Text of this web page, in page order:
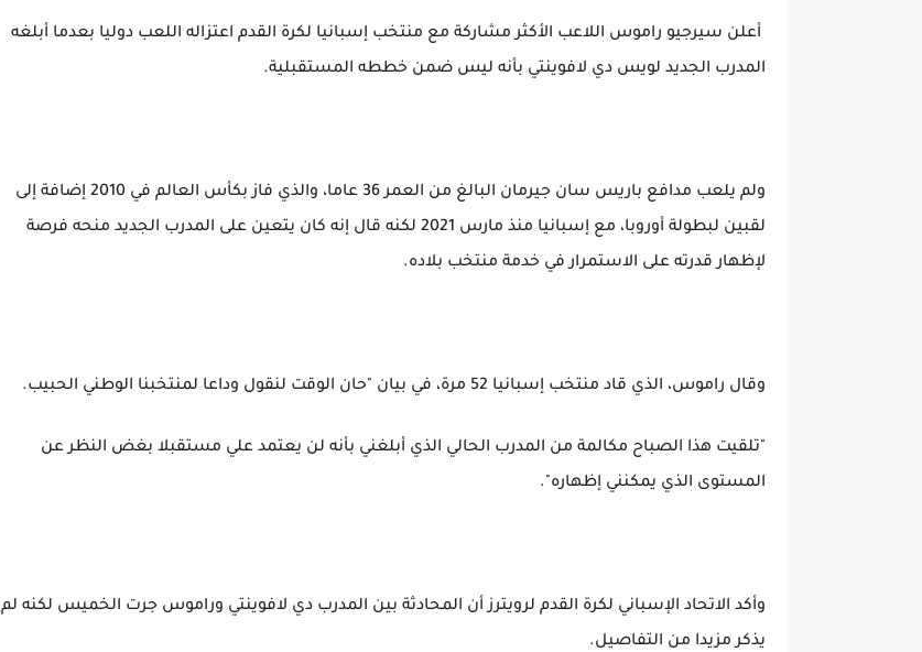
أعلن سيرجيو راموس اللاعب الأكثر مشاركة مع منتخب إسبانيا لكرة القدم اعتزاله اللعب دوليا بعدما أبلغه
المدرب الجديد لويس دي لافوينتي بأنه ليس ضمن خططه المستقبلية.
ولم يلعب مدافع باريس سان جيرمان البالغ من العمر 36 عاما، والذي فاز بكأس العالم في 2010 إضافة إلى
لقبين لبطولة أوروبا، مع إسبانيا منذ مارس 2021 لكنه قال إنه كان يتعين على المدرب الجديد منحه فرصة
لإظهار قدرته على الاستمرار في خدمة منتخب بلاده.
وقال راموس، الذي قاد منتخب إسبانيا 52 مرة، في بيان "حان الوقت لنقول وداعا لمنتخبنا الوطني الحبيب.
"تلقيت هذا الصباح مكالمة من المدرب الحالي الذي أبلغني بأنه لن يعتمد علي مستقبلا بغض النظر عن
المستوى الذي يمكنني إظهاره".
وأكد الاتحاد الإسباني لكرة القدم لرويترز أن المحادثة بين المدرب دي لافوينتي وراموس جرت الخميس لكنه لم
يذكر مزيدا من التفاصيل.